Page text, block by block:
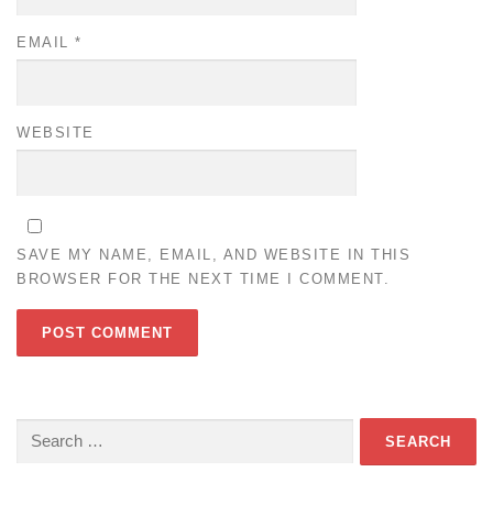
EMAIL *
WEBSITE
SAVE MY NAME, EMAIL, AND WEBSITE IN THIS
BROWSER FOR THE NEXT TIME I COMMENT.
Search